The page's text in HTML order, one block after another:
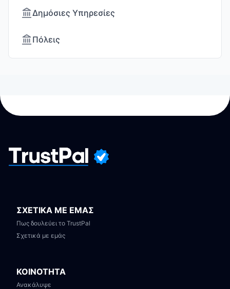
Δημόσιες Υπηρεσίες
Πόλεις
ΣΧΕΤΙΚΑ ΜΕ ΕΜΑΣ
Πως δουλεύει το TrustPal
Σχετικά με εμάς
ΚΟΙΝΟΤΗΤΑ
Ανακάλυψε